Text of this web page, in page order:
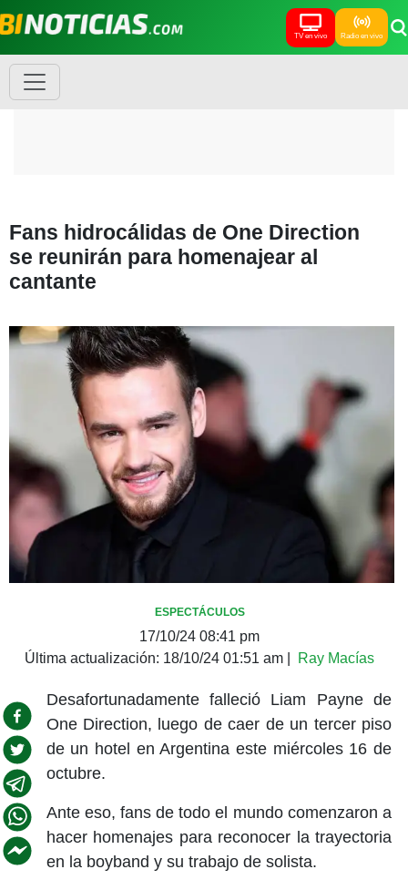
TV en vivo Radio en vivo
Fans hidrocálidas de One Direction
se reunirán para homenajear al
cantante
ESPECTÁCULOS
17/10/24 08:41 pm
Última actualización: 18/10/24 01:51 am Ray Macías
Desafortunadamente falleció Liam Payne de
One Direction, luego de caer de un tercer piso
de un hotel en Argentina este miércoles 16 de
octubre.
Ante eso, fans de todo el mundo comenzaron a
hacer homenajes para reconocer la trayectoria
en la boyband y su trabajo de solista.